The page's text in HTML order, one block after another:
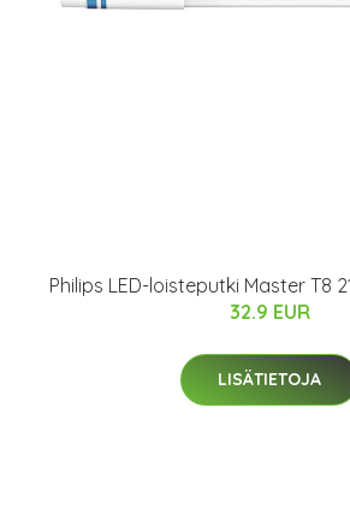
Philips LED-loisteputki Master T8
32.9 EUR
LISÄTIETOJA